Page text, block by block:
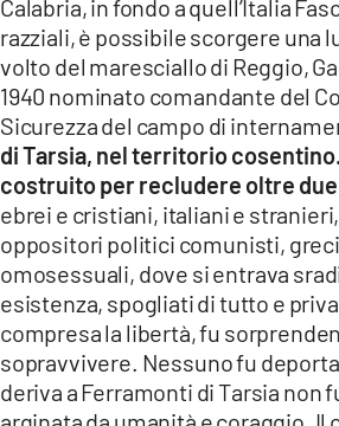
App
ANDROID
APPLE
Calabria, in fondo a quell’Italia
razziali, è possibile scorgere una
volto del maresciallo di Reggio,
1940 nominato comandante del
Sicurezza del campo di
di Tarsia, nel territorio
costruito per recludere oltre
ebrei e cristiani, italiani e
oppositori politici comunisti,
omosessuali, dove si entrava
esistenza, spogliati di tutto e
compresa la libertà, fu
sopravvivere. Nessuno fu
deriva a Ferramonti di Tarsia non